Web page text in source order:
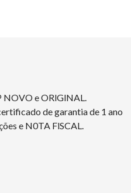
e ORlGlNAL.
de garantia de 1 ano
e N0TA FlSCAL.